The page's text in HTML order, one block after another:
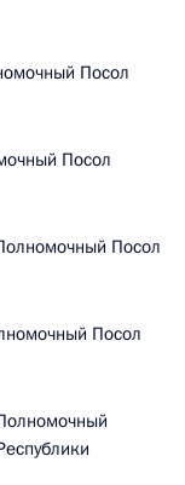
Посол
Посол
Посол
Посол